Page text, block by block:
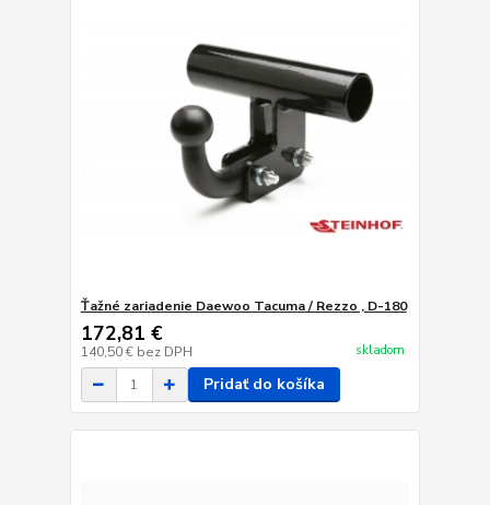
Ťažné zariadenie Daewoo Tacuma / Rezzo , D-180
172,81 €
140,50 € bez DPH skladom
Pridať do košíka